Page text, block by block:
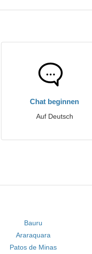
Chat beginnen
Auf Deutsch
Bauru
Araraquara
Patos de Minas